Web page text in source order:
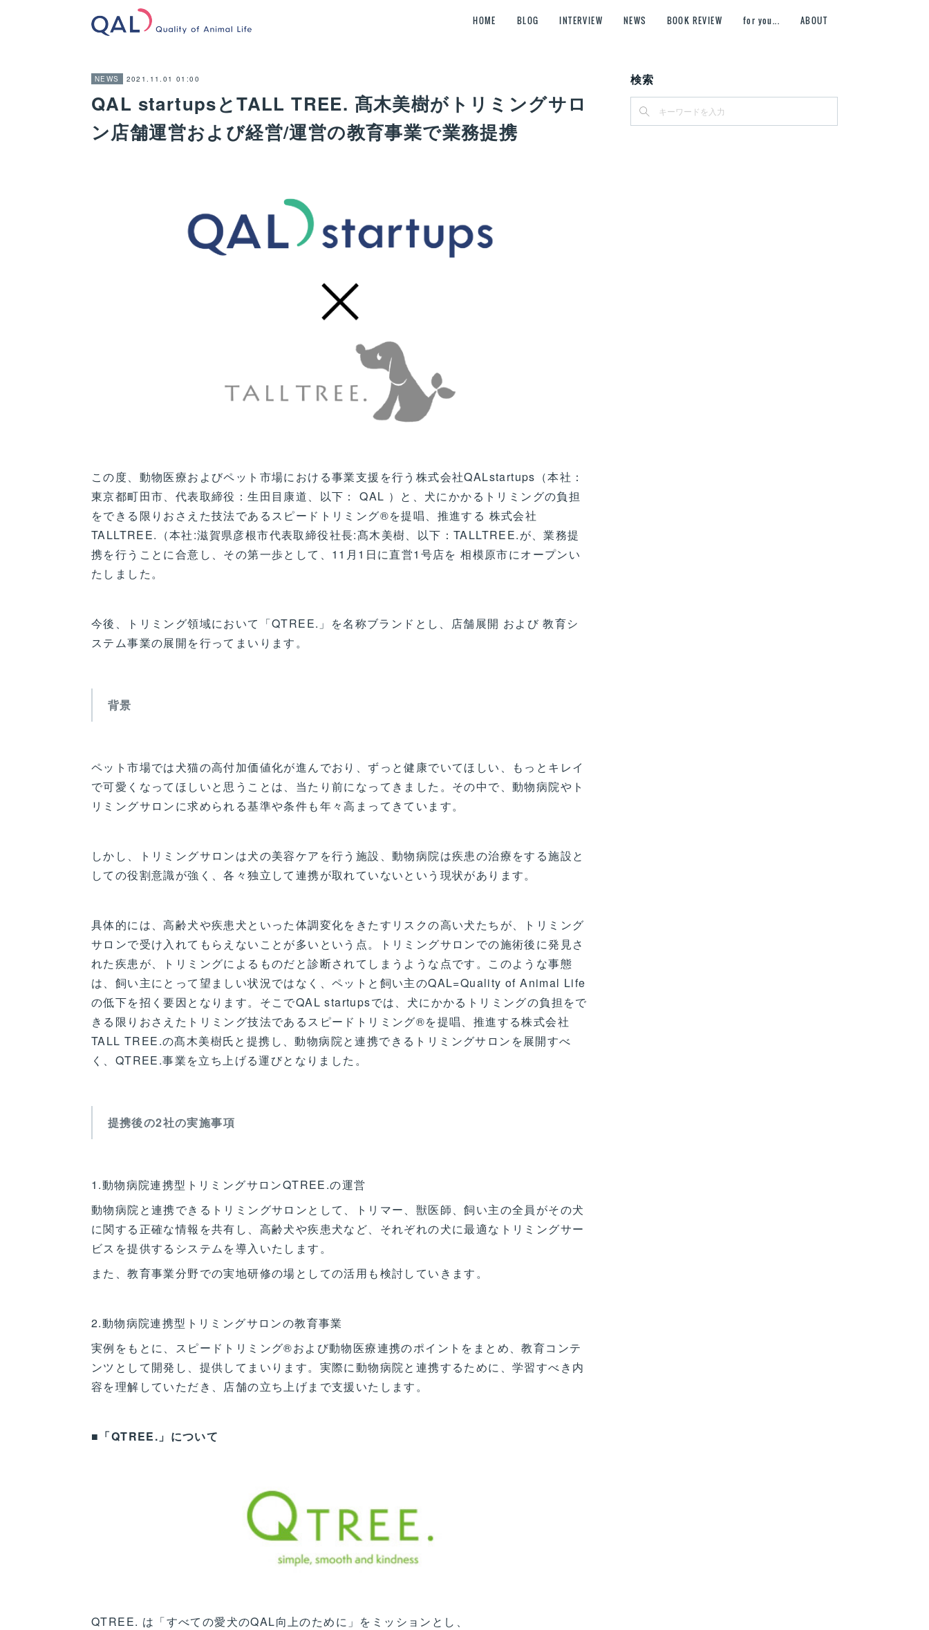
HOME BLOG INTERVIEW NEWS BOOK REVIEW for you... ABOUT
NEWS 2021.11.01 01:00
QAL startupsとTALL TREE. 髙木美樹がトリミングサロ
ン店舗運営および経営/運営の教育事業で業務提携
この度、動物医療およびペット市場における事業支援を行う株式会社QALstartups（本社：
東京都町田市、代表取締役：生田目康道、以下： QAL ）と、犬にかかるトリミングの負担
をできる限りおさえた技法であるスピードトリミング®を提唱、推進する 株式会社
TALLTREE.（本社:滋賀県彦根市代表取締役社長:髙木美樹、以下：TALLTREE.が、業務提
携を行うことに合意し、その第一歩として、11月1日に直営1号店を 相模原市にオープンい
たしました。
今後、トリミング領域において「QTREE.」を名称ブランドとし、店舗展開 および 教育シ
ステム事業の展開を行ってまいります。
背景
ペット市場では犬猫の高付加価値化が進んでおり、ずっと健康でいてほしい、もっとキレイ
で可愛くなってほしいと思うことは、当たり前になってきました。その中で、動物病院やト
リミングサロンに求められる基準や条件も年々高まってきています。
しかし、トリミングサロンは犬の美容ケアを行う施設、動物病院は疾患の治療をする施設と
しての役割意識が強く、各々独立して連携が取れていないという現状があります。
具体的には、高齢犬や疾患犬といった体調変化をきたすリスクの高い犬たちが、トリミング
サロンで受け入れてもらえないことが多いという点。トリミングサロンでの施術後に発見さ
れた疾患が、トリミングによるものだと診断されてしまうような点です。このような事態
は、飼い主にとって望ましい状況ではなく、ペットと飼い主のQAL=Quality of Animal Life
の低下を招く要因となります。そこでQAL startupsでは、犬にかかるトリミングの負担をで
きる限りおさえたトリミング技法であるスピードトリミング®を提唱、推進する株式会社
TALL TREE.の髙木美樹氏と提携し、動物病院と連携できるトリミングサロンを展開すべ
く、QTREE.事業を立ち上げる運びとなりました。
提携後の2社の実施事項
1.動物病院連携型トリミングサロンQTREE.の運営
動物病院と連携できるトリミングサロンとして、トリマー、獣医師、飼い主の全員がその犬
に関する正確な情報を共有し、高齢犬や疾患犬など、それぞれの犬に最適なトリミングサー
ビスを提供するシステムを導入いたします。
また、教育事業分野での実地研修の場としての活用も検討していきます。
2.動物病院連携型トリミングサロンの教育事業
実例をもとに、スピードトリミング®および動物医療連携のポイントをまとめ、教育コンテ
ンツとして開発し、提供してまいります。実際に動物病院と連携するために、学習すべき内
容を理解していただき、店舗の立ち上げまで支援いたします。
■「QTREE.」について
QTREE. は「すべての愛犬のQAL向上のために」をミッションとし、
検索